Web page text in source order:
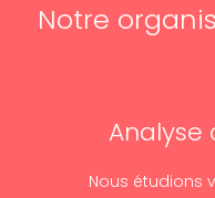
Notre
Analyse
Nous étudions